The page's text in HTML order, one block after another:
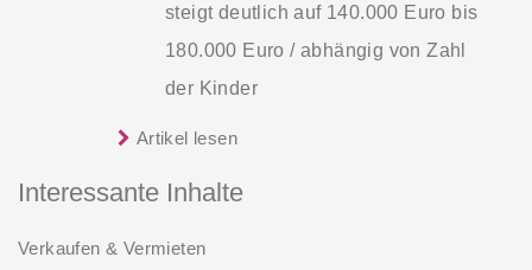
steigt deutlich auf 140.000 Euro bis
180.000 Euro / abhängig von Zahl
der Kinder
0,53 Prozent effektiv bei 35 Jahren
Laufzeit und 10 Jahren
Die KfW und der Bund verbessern
weiter die Förderung für Familien mit
Förderprodukt „Wohneigentum für
Artikel lesen
Interessante Inhalte
Verkaufen & Vermieten